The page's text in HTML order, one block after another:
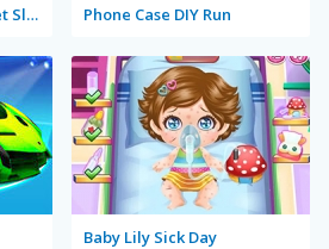
Smash DIY Slime: Fidget Slimy Phone Case DIY Run
Baby Lily Sick Day